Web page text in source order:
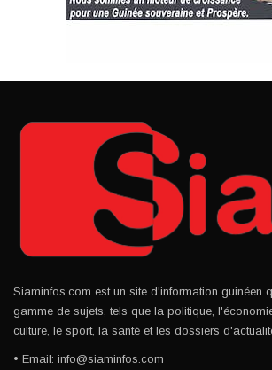
Siaminfos.com est un site d'information guinéen
gamme de sujets, tels que la politique,
culture, le sport, la santé et les dossiers
• Email: info@siaminfos.com